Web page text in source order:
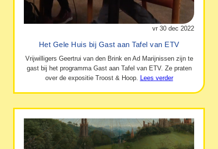
vr 30 dec 2022
Het Gele Huis bij Gast aan Tafel van ETV
Vrijwilligers Geertrui van den Brink en Ad Marijnissen zijn te
gast bij het programma Gast aan Tafel van ETV. Ze praten
over de expositie Troost & Hoop. Lees verder